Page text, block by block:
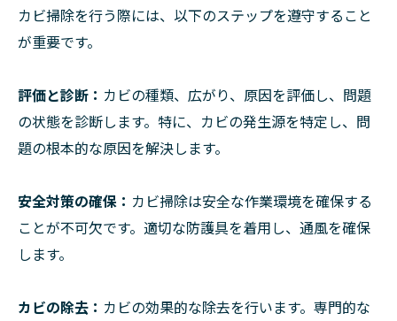
カビ掃除を行う際には、以下のステップを遵守すること
が重要です。
評価と診断： カビの種類、広がり、原因を評価し、問題
の状態を診断します。特に、カビの発生源を特定し、問
題の根本的な原因を解決します。
安全対策の確保： カビ掃除は安全な作業環境を確保する
ことが不可欠です。適切な防護具を着用し、通風を確保
します。
カビの除去： カビの効果的な除去を行います。専門的な